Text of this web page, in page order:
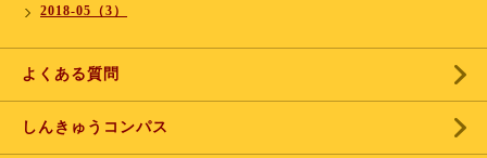
2018-05（3）
よくある質問
しんきゅうコンパス